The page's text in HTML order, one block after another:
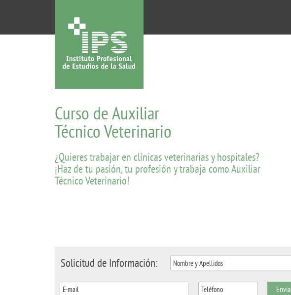
Curso de Auxiliar
Técnico Veterinario
¿Quieres trabajar en clínicas veterinarias y hospitales?
¡Haz de tu pasión, tu profesión y trabaja como Auxiliar
Técnico Veterinario!
Solicitud de Información: